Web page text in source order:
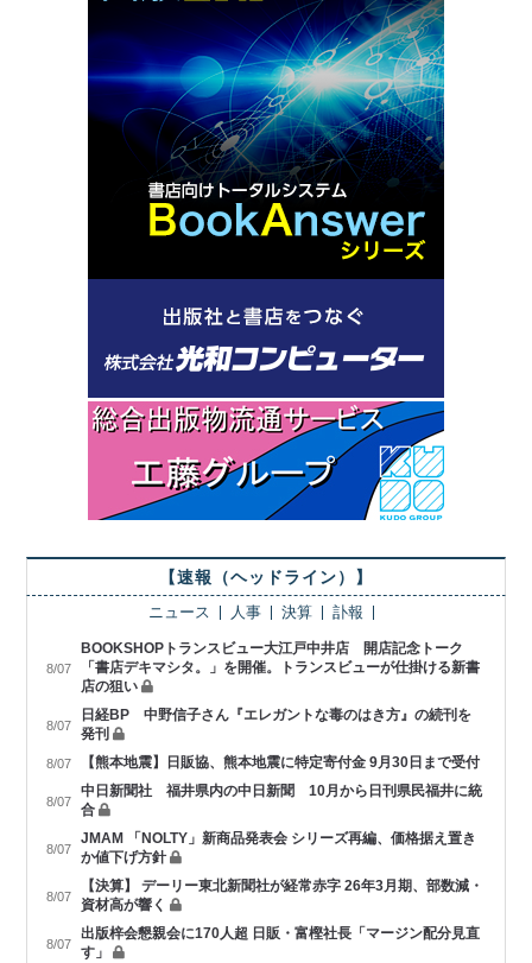
【速報（ヘッドライン）】
ニュース 人事 決算 訃報
8/07
BOOKSHOPトランスビュー大江戸中井店 開店記念トーク
「書店デキマシタ。」を開催。トランスビューが仕掛ける新書
店の狙い
8/07
日経BP 中野信子さん『エレガントな毒のはき方』の続刊を
発刊
8/07 【熊本地震】日販協、熊本地震に特定寄付金 9月30日まで受付
8/07
中日新聞社 福井県内の中日新聞 10月から日刊県民福井に統
合
8/07
JMAM 「NOLTY」新商品発表会 シリーズ再編、価格据え置き
か値下げ方針
8/07
【決算】 デーリー東北新聞社が経常赤字 26年3月期、部数減・
資材高が響く
8/07
出版梓会懇親会に170人超 日販・富樫社長「マージン配分見直
す」